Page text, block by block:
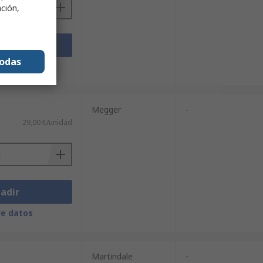
datos
29,00 €/unidad
datos
Megger -
Martindale -